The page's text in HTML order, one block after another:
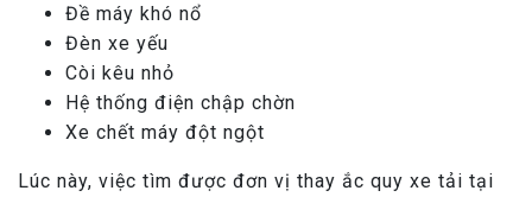
Đề máy khó nổ
Đèn xe yếu
Còi kêu nhỏ
Hệ thống điện chập chờn
Xe chết máy đột ngột
Lúc này, việc tìm được đơn vị thay ắc quy xe tải tại